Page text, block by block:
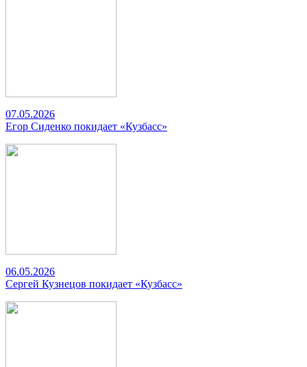
07.05.2026
Егор Сиденко покидает «Кузбасс»
06.05.2026
Сергей Кузнецов покидает «Кузбасс»